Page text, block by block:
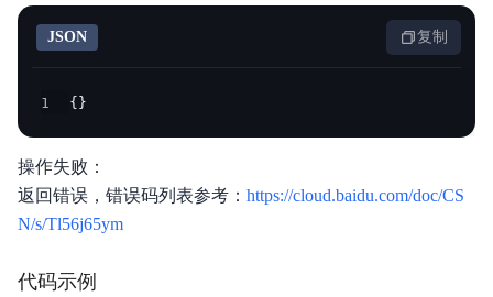
JSON 复制
1 {}
操作失败：
返回错误，错误码列表参考： https://cloud.baidu.com/doc/CS
N/s/Tl56j65ym
代码示例